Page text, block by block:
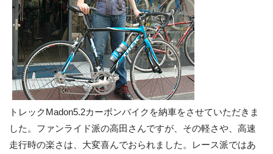
トレックMadon5.2カーボンバイクを納車をさせていただきま
した。ファンライド派の高田さんですが、その軽さや、高速
走行時の楽さは、大変喜んでおられました。レース派ではあ